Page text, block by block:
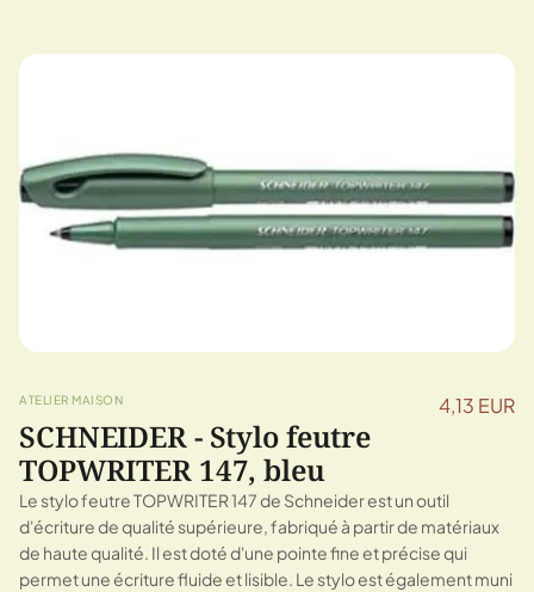
ATELIER MAISON 4,13 EUR
SCHNEIDER - Stylo feutre
TOPWRITER 147, bleu
Le stylo feutre TOPWRITER 147 de Schneider est un outil
d'écriture de qualité supérieure, fabriqué à partir de matériaux
de haute qualité. Il est doté d'une pointe fine et précise qui
permet une écriture fluide et lisible. Le stylo est également muni